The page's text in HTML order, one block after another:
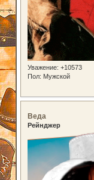
Уважение: +10573
Пол: Мужской
Веда
Рейнджер